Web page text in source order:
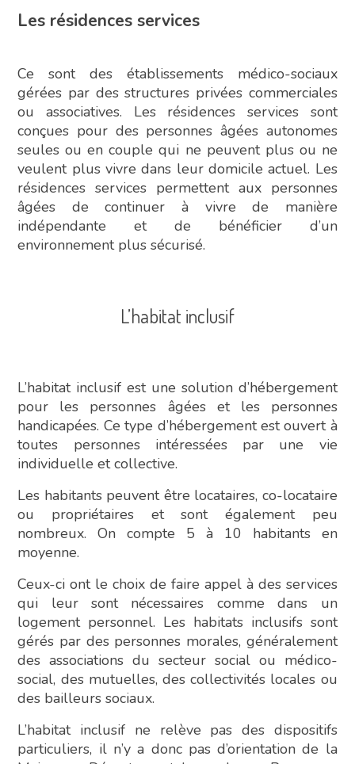
Les résidences services
Ce sont des établissements médico-sociaux
gérées par des structures privées commerciales
ou associatives. Les résidences services sont
conçues pour des personnes âgées autonomes
seules ou en couple qui ne peuvent plus ou ne
veulent plus vivre dans leur domicile actuel. Les
résidences services permettent aux personnes
âgées de continuer à vivre de manière
indépendante et de bénéficier d’un
environnement plus sécurisé.
L’habitat inclusif
L’habitat inclusif est une solution d’hébergement
pour les personnes âgées et les personnes
handicapées. Ce type d’hébergement est ouvert à
toutes personnes intéressées par une vie
individuelle et collective.
Les habitants peuvent être locataires, co-locataire
ou propriétaires et sont également peu
nombreux. On compte 5 à 10 habitants en
moyenne.
Ceux-ci ont le choix de faire appel à des services
qui leur sont nécessaires comme dans un
logement personnel. Les habitats inclusifs sont
gérés par des personnes morales, généralement
des associations du secteur social ou médico-
social, des mutuelles, des collectivités locales ou
des bailleurs sociaux.
L’habitat inclusif ne relève pas des dispositifs
particuliers, il n’y a donc pas d’orientation de la